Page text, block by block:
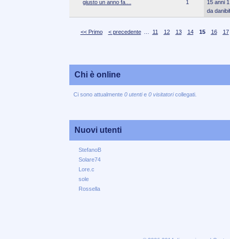
giusto un anno fa....
1
15 anni
da
<< Primo < precedente 11 12 13 14 15 16 17
Chi è online
Ci sono attualmente 0 utentie 0 visitatoricollegati.
Nuovi utenti
StefanoB
Solare74
Lore.c
sole
Rossella